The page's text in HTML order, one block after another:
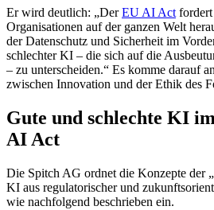
Er wird deutlich: „DerEU AI Actfordert
Organisationen auf der ganzen Welt
der Datenschutz und Sicherheit im
schlechter KI – die sich auf die
– zu unterscheiden.“ Es komme darauf
zwischen Innovation und der Ethik des
Gute und schlechte KI
AI Act
Die Spitch AG ordnet die Konzepte der
KI aus regulatorischer und
wie nachfolgend beschrieben ein.